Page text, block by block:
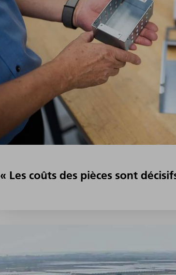
« Les coûts des pièces sont